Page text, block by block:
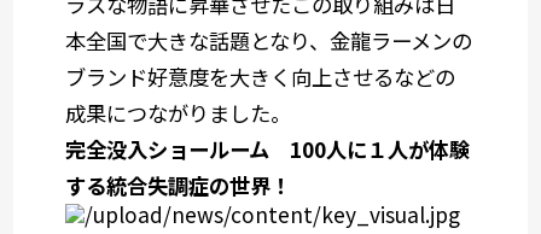
本全国で大きな話題となり、金龍ラーメンの
ブランド好意度を大きく向上させるなどの
成果につながりました。
完全没入ショールーム 100人に１人が体験
する統合失調症の世界！